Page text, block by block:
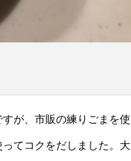
が、市販の練りごまを使
てコクをだしました。大